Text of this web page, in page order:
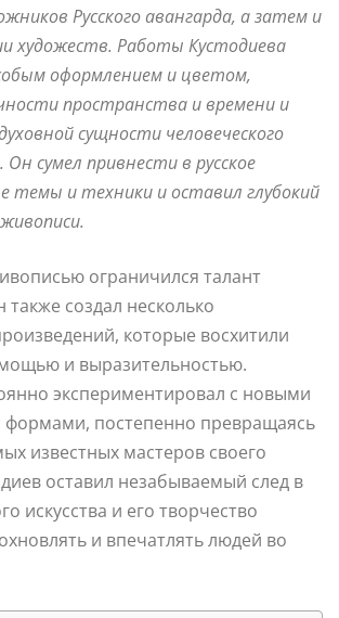
Русского авангарда, а затем и
художеств. Работы Кустодиева
оформлением и цветом,
пространства и времени и
сущности человеческого
сумел привнести в русское
темы и техники и оставил глубокий
ограничился талант
также создал несколько
которые восхитили
и выразительностью.
экспериментировал с новыми
постепенно превращаясь
известных мастеров своего
оставил незабываемый след в
искусства и его творчество
и впечатлять людей во